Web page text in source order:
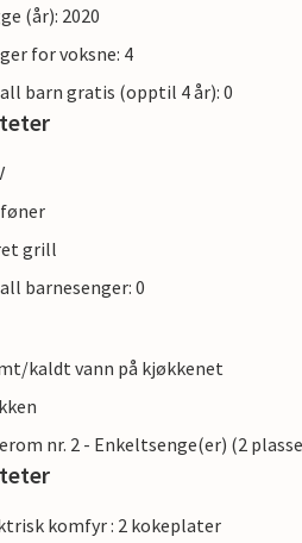
(år): 2020
for voksne: 4
barn gratis (opptil 4 år): 0
grill
barnesenger: 0
kaldt vann på kjøkkenet
nr. 2 - Enkeltsenge(er) (2
komfyr : 2 kokeplater